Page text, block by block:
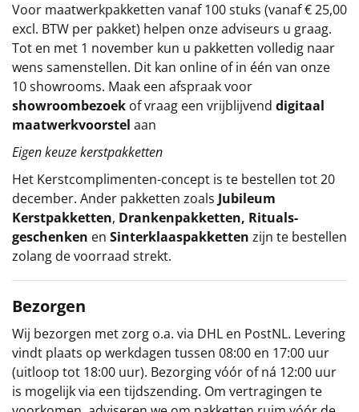
Voor maatwerkpakketten vanaf 100 stuks (vanaf € 25,00
excl. BTW per pakket) helpen onze adviseurs u graag.
Tot en met 1 november kun u pakketten volledig naar
wens samenstellen. Dit kan online of in één van onze
10 showrooms. Maak een afspraak voor
showroombezoek of vraag een vrijblijvend digitaal
maatwerkvoorstel aan
Eigen keuze kerstpakketten
Het Kerstcomplimenten-concept is te bestellen tot 20
december. Ander pakketten zoals Jubileum
Kerstpakketten, Drankenpakketten, Rituals-
geschenken en Sinterklaaspakketten zijn te bestellen
zolang de voorraad strekt.
Bezorgen
Wij bezorgen met zorg o.a. via DHL en PostNL. Levering
vindt plaats op werkdagen tussen 08:00 en 17:00 uur
(uitloop tot 18:00 uur). Bezorging vóór of ná 12:00 uur
is mogelijk via een tijdszending. Om vertragingen te